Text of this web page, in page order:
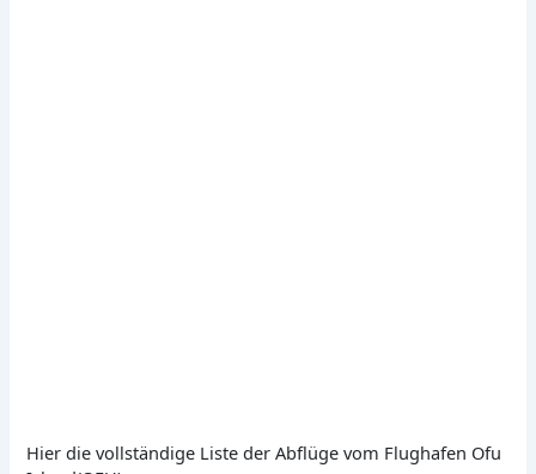
Hier die vollständige Liste der Abflüge vom Flughafen Ofu